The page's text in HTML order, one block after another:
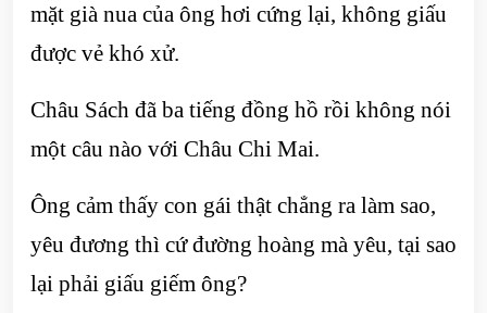
mặt già nua của ông hơi cứng lại, không giấu
được vẻ khó xử.
Châu Sách đã ba tiếng đồng hồ rồi không nói
một câu nào với Châu Chi Mai.
Ông cảm thấy con gái thật chẳng ra làm sao,
yêu đương thì cứ đường hoàng mà yêu, tại sao
lại phải giấu giếm ông?